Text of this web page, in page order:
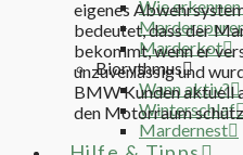
Wie
Marderkot
Biorythmus
Wann aktiv?
Winterschlaf
Mardernest
eigenes
bedeutet, dass der
bekommt, wenn er
unzuverlässig und
BMW Kunden aktuell
den Motorraum